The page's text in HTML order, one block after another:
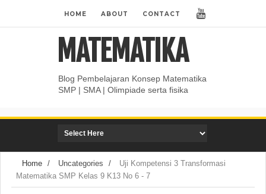
HOME ABOUT CONTACT
MATEMATIKA
Blog Pembelajaran Konsep Matematika
SMP | SMA | Olimpiade serta fisika
Home / Uncategories /
Uji Kompetensi 3 Transformasi
Matematika SMP Kelas 9 K13 No 6 - 7